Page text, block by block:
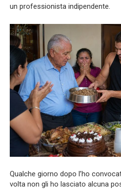
un professionista indipendente.
Qualche giorno dopo l’ho
volta non gli ho lasciato alcuna